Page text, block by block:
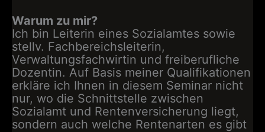
Warum zu mir?
Ich bin Leiterin eines Sozialamtes sowie
stellv. Fachbereichsleiterin,
Verwaltungsfachwirtin und freiberufliche
Dozentin. Auf Basis meiner Qualifikationen
erkläre ich Ihnen in diesem Seminar nicht
nur, wo die Schnittstelle zwischen
Sozialamt und Rentenversicherung liegt,
sondern auch welche Rentenarten es gibt